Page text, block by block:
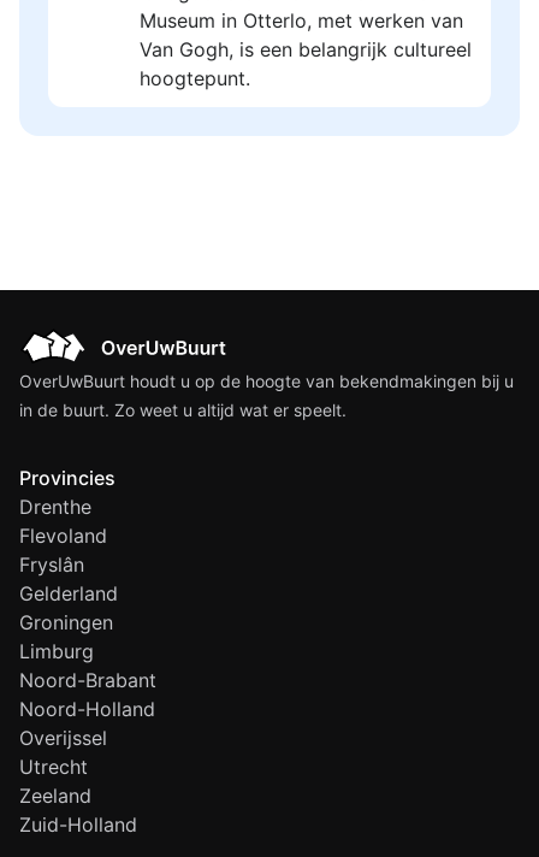
Museum in Otterlo, met werken van
Van Gogh, is een belangrijk cultureel
hoogtepunt.
OverUwBuurt houdt u op de hoogte van bekendmakingen bij u
in de buurt. Zo weet u altijd wat er speelt.
Provincies
Drenthe
Flevoland
Fryslân
Gelderland
Groningen
Limburg
Noord-Brabant
Noord-Holland
Overijssel
Utrecht
Zeeland
Zuid-Holland